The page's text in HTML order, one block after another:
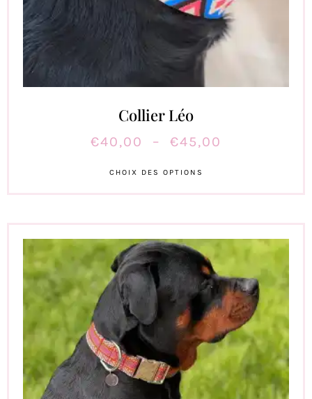
Collier Léo
€40,00 – €45,00
CHOIX DES OPTIONS